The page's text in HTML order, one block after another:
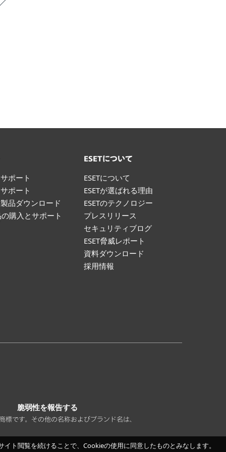
ポート
ポート
品ダウンロード
の購入とサポート
ESETについて
ESETについて
ESETが選ばれる理由
ESETのテクノロジー
プレスリリース
セキュリティブログ
ESET脅威レポート
資料ダウンロード
採用情報
脆弱性を報告する
です。その他の名称およびブランド名は、
ト閲覧を続けることで、Cookieの使用に同意したものとみなします。